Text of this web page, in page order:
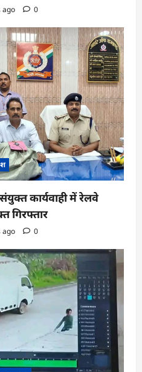
ago 0
कार्यवाही में रेलवे
गिरफ्तार
ago 0